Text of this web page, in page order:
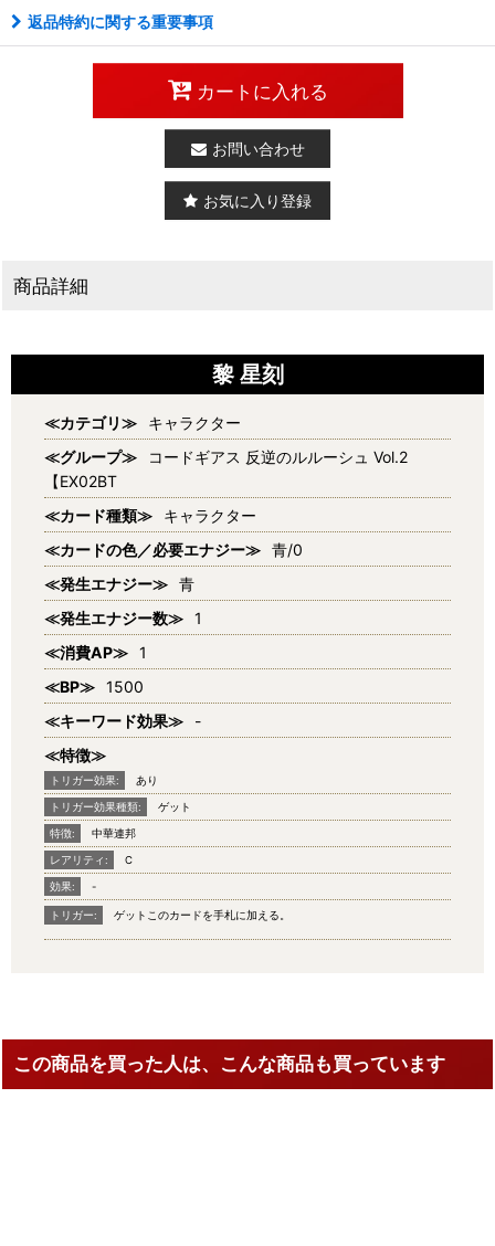
返品特約に関する重要事項
カートに入れる
お問い合わせ
お気に入り登録
商品詳細
黎 星刻
≪カテゴリ≫
キャラクター
≪グループ≫
コードギアス 反逆のルルーシュ Vol.2
【EX02BT
≪カード種類≫
キャラクター
≪カードの色／必要エナジー≫ 青/0
≪発生エナジー≫ 青
≪発生エナジー数≫ 1
≪消費AP≫ 1
≪BP≫ 1500
≪キーワード効果≫
-
≪特徴≫
トリガー効果: あり
トリガー効果種類: ゲット
特徴: 中華連邦
レアリティ: C
効果: -
トリガー: ゲットこのカードを手札に加える。
この商品を買った人は、こんな商品も買っています